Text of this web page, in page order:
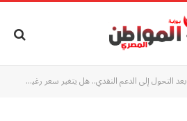
بعد التحول إلى الدعم النقدي.. هل يتغير سعر رغيف الخبز على بطاقة التموين؟